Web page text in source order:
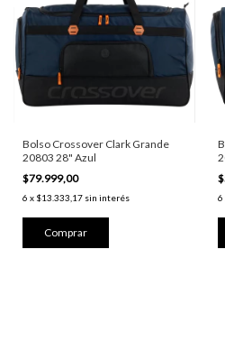
Bolso Crossover Clark Grande
20803 28" Azul
$79.999,00
6 x $13.333,17 sin interés 6